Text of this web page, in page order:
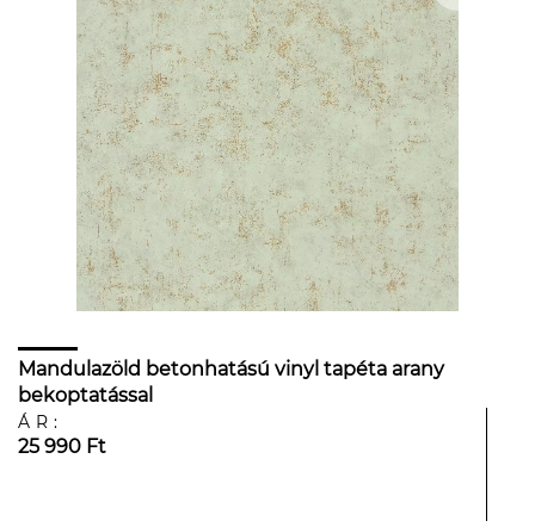
Mandulazöld betonhatású vinyl tapéta arany
bekoptatással
ÁR:
25 990 Ft